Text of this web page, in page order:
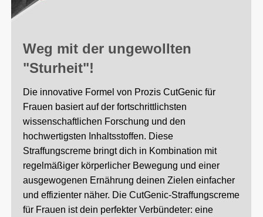
Weg mit der ungewollten
"Sturheit"!
Die innovative Formel von Prozis CutGenic für
Frauen basiert auf der fortschrittlichsten
wissenschaftlichen Forschung und den
hochwertigsten Inhaltsstoffen. Diese
Straffungscreme bringt dich in Kombination mit
regelmäßiger körperlicher Bewegung und einer
ausgewogenen Ernährung deinen Zielen einfacher
und effizienter näher. Die CutGenic-Straffungscreme
für Frauen ist dein perfekter Verbündeter: eine